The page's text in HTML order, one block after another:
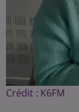
Crédit : K6FM